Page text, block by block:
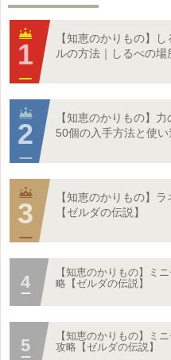
【知恵のかりもの】
ルの方法｜しるべの場
【知恵のかりもの】
50個の入手方法と使い
【知恵のかりもの】
【ゼルダの伝説】
【知恵のかりもの】ミ
略【ゼルダの伝説】
【知恵のかりもの】ミ
攻略【ゼルダの伝説】